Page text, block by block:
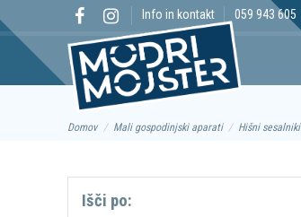
Info in kontakt 059 943 605
Domov Mali gospodinjski aparati Hišni sesalniki
Išči po: